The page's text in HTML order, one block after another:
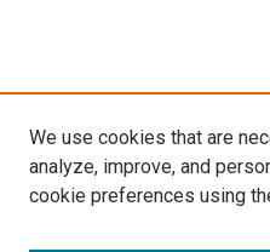
We use cookies that are
analyze, improve, and
cookie preferences using